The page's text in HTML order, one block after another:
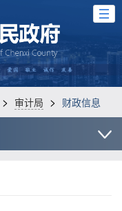
> 审计局 > 财政信息